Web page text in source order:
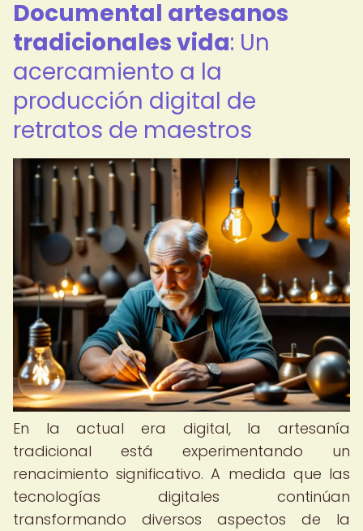
Documental artesanos
tradicionales vida: Un
acercamiento a la
producción digital de
retratos de maestros
En la actual era digital, la artesanía
tradicional está experimentando un
renacimiento significativo. A medida que las
tecnologías digitales continúan
transformando diversos aspectos de la